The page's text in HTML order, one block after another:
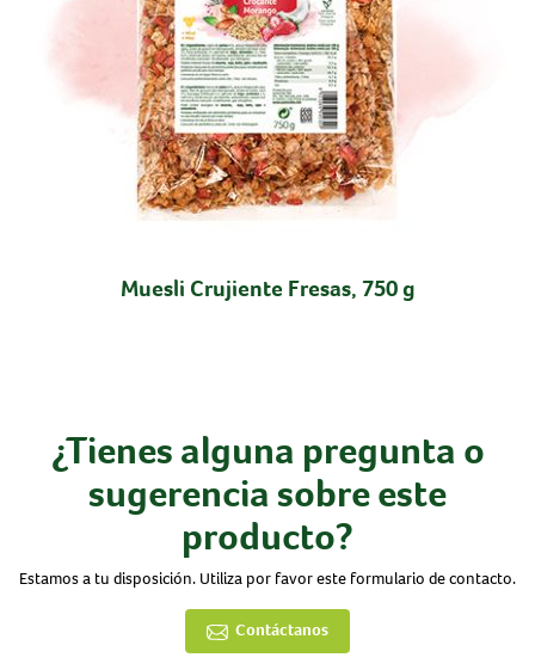
Muesli Crujiente Fresas, 750 g
¿Tienes alguna pregunta o
sugerencia sobre este
producto?
Estamos a tu disposición. Utiliza por favor este formulario de contacto.
Contáctanos